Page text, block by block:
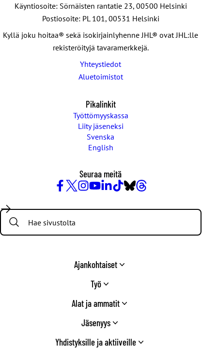
Käyntiosoite: Sörnäisten rantatie 23, 00500 Helsinki
Postiosoite: PL 101, 00531 Helsinki
Kyllä joku hoitaa® sekä isokirjainlyhenne JHL® ovat JHL:lle
rekisteröityjä tavaramerkkejä.
Yhteystiedot
Aluetoimistot
Pikalinkit
Työttömyyskassa
Liity jäseneksi
Svenska
English
Seuraa meitä
/
Twitter
Search:
Ajankohtaiset
Työ
Alat ja ammatit
Jäsenyys
Yhdistyksille ja aktiiveille